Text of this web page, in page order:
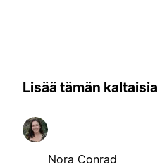
Lisää tämän kaltaisia
Nora Conrad